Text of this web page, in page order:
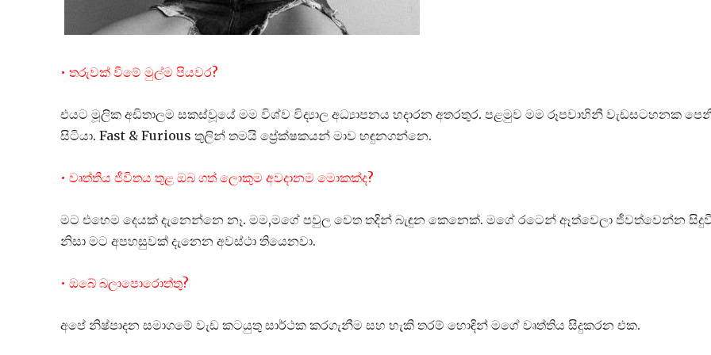
• තරුවක් වීමේ මුල්ම පියවර?
එයට මූලික අඩිතාලම සකස්වූයේ මම විශ්ව විද්‍යාල අධ්‍යාපනය හදාරන අතරතුර. පළමුව මම රූපවාහිනී වැඩසටහනක
සිටියා. Fast & Furious තුලින් තමයි ප්‍රේක්ෂකයන් මාව හඳුනගන්නෙ.
• වෘත්තීය ජීවිතය තුළ ඔබ ගත් ලොකුම අවදානම මොකක්ද?
මට එහෙම දෙයක් දැනෙන්නෙ නෑ. මම,මගේ පවුල වෙත තදින් බැඳුන කෙනෙක්. මගේ රටෙන් ඈත්වෙලා ජීවත්වෙන්න
නිසා මට අපහසුවක් දැනෙන අවස්ථා තියෙනවා.
• ඔබේ බලාපොරොත්තු?
අපේ නිෂ්පාදන සමාගමේ වැඩ කටයුතු සාර්ථක කරගැනීම සහ හැකි තරම් හොඳින් මගේ වෘත්තිය සිදුකරන එක.